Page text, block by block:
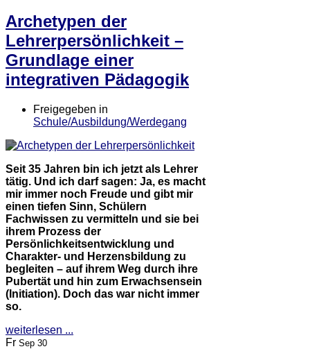
Archetypen der
Lehrerpersönlichkeit –
Grundlage einer
integrativen Pädagogik
Freigegeben in
Schule/Ausbildung/Werdegang
Seit 35 Jahren bin ich jetzt als Lehrer
tätig. Und ich darf sagen: Ja, es macht
mir immer noch Freude und gibt mir
einen tiefen Sinn, Schülern
Fachwissen zu vermitteln und sie bei
ihrem Prozess der
Persönlichkeitsentwicklung und
Charakter- und Herzensbildung zu
begleiten – auf ihrem Weg durch ihre
Pubertät und hin zum Erwachsensein
(Initiation). Doch das war nicht immer
so.
weiterlesen ...
Fr Sep 30